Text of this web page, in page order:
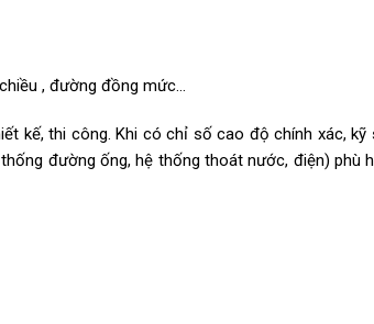
, đường đồng mức…
kế, thi công. Khi có chỉ số cao độ chính xác,
đường ống, hệ thống thoát nước, điện) phù